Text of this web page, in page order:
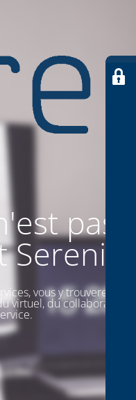
pas
vous y trouverez du
virtuel, du collaboratif. Et